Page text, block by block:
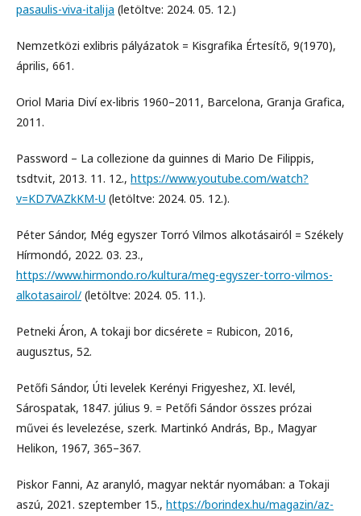
pasaulis-viva-italija (letöltve: 2024. 05. 12.)
Nemzetközi exlibris pályázatok = Kisgrafika Értesítő, 9(1970),
április, 661.
Oriol Maria Diví ex-libris 1960–2011, Barcelona, Granja Grafica,
2011.
Password – La collezione da guinnes di Mario De Filippis,
tsdtv.it, 2013. 11. 12., https://www.youtube.com/watch?
v=KD7VAZkKM-U (letöltve: 2024. 05. 12.).
Péter Sándor, Még egyszer Torró Vilmos alkotásairól = Székely
Hírmondó, 2022. 03. 23.,
https://www.hirmondo.ro/kultura/meg-egyszer-torro-vilmos-
alkotasairol/ (letöltve: 2024. 05. 11.).
Petneki Áron, A tokaji bor dicsérete = Rubicon, 2016,
augusztus, 52.
Petőfi Sándor, Úti levelek Kerényi Frigyeshez, XI. levél,
Sárospatak, 1847. július 9. = Petőfi Sándor összes prózai
művei és levelezése, szerk. Martinkó András, Bp., Magyar
Helikon, 1967, 365–367.
Piskor Fanni, Az aranyló, magyar nektár nyomában: a Tokaji
aszú, 2021. szeptember 15., https://borindex.hu/magazin/az-